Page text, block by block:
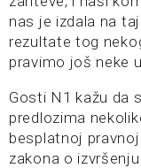
nas je izdala na
rezultate tog
pravimo još neke
Gosti N1 kažu da
predlozima
besplatnoj
zakona o